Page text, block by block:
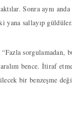
Sonra aynı anda
yana sallayıp güldüler.
sorgulamadan,
bence. İtiraf
bir benzeşme